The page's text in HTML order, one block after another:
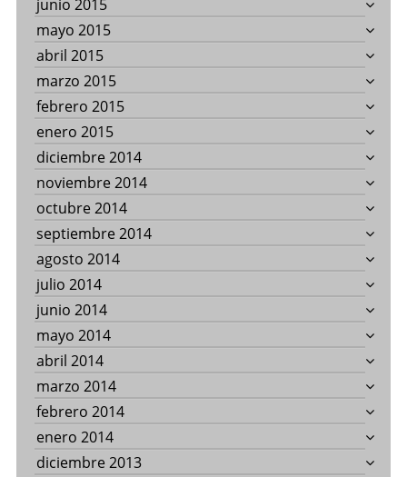
junio 2015
mayo 2015
abril 2015
marzo 2015
febrero 2015
enero 2015
diciembre 2014
noviembre 2014
octubre 2014
septiembre 2014
agosto 2014
julio 2014
junio 2014
mayo 2014
abril 2014
marzo 2014
febrero 2014
enero 2014
diciembre 2013